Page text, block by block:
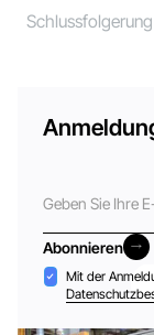
Schlussfolgerung
Mail
Abonnieren
Abonnieren
Akzeptanz
Mit der